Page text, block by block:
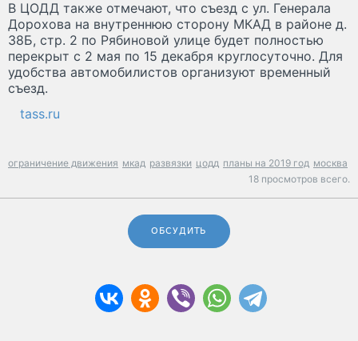
В ЦОДД также отмечают, что съезд с ул. Генерала
Дорохова на внутреннюю сторону МКАД в районе д.
38Б, стр. 2 по Рябиновой улице будет полностью
перекрыт с 2 мая по 15 декабря круглосуточно. Для
удобства автомобилистов организуют временный
съезд.
tass.ru
ограничение движения мкад развязки цодд планы на 2019 год москва
18 просмотров всего.
ОБСУДИТЬ